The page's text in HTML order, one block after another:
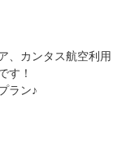
、カンタス航空利用
す！
ラン♪